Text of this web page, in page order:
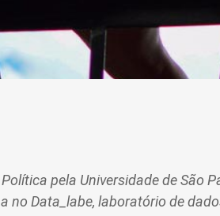
pela Universidade de São
no Data_labe, laboratório de